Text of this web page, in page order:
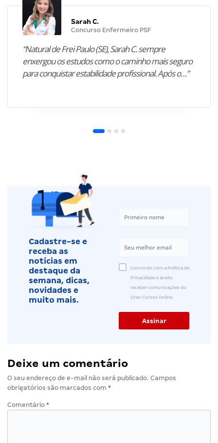
Sarah C.
Concurso Enfermeiro PSF
“Natural de Frei Paulo (SE), Sarah C. sempre
enxergou os estudos como o caminho mais seguro
para conquistar estabilidade profissional. Após o…”
Cadastre-se e
receba as
notícias em
destaque da
semana, dicas,
novidades e
muito mais.
Concordo com a Política de
Privacidade e aceito
receber comunicações do
Gran Cursos Online.
Deixe um comentário
O seu endereço de e-mail não será publicado. Campos
obrigatórios são marcados com *
Comentário *